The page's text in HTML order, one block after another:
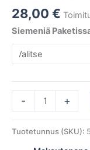
28,00 €
Siemeniä
- +
Tuotetunnus (SKU):